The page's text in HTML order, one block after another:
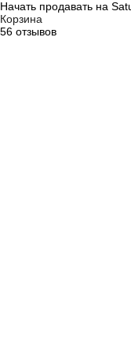
Начать продавать на
Корзина
56 отзывов